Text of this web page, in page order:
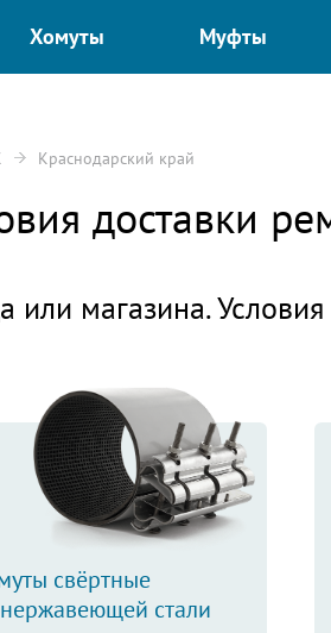
Хомуты Муфты
Краснодарский край
доставки
магазина.
свёртные
стали